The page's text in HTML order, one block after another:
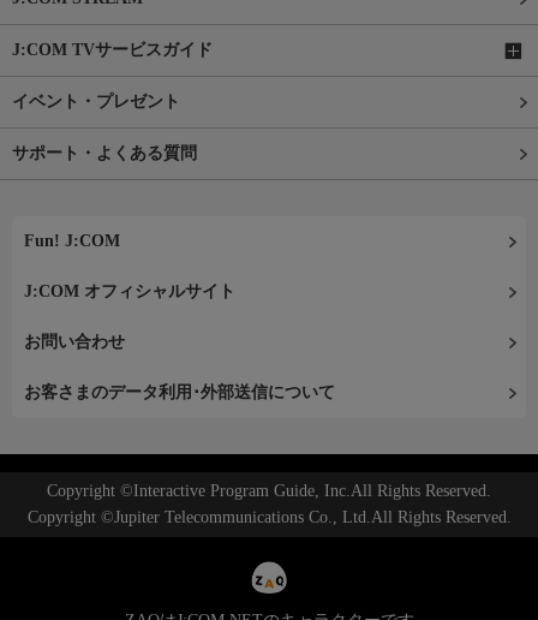
J:COM TVサービスガイド
イベント・プレゼント
サポート・よくある質問
Fun! J:COM
J:COM オフィシャルサイト
お問い合わせ
お客さまのデータ利用･外部送信について
Copyright ©Interactive Program Guide, Inc.All Rights Reserved.
Copyright ©Jupiter Telecommunications Co., Ltd.All Rights Reserved.